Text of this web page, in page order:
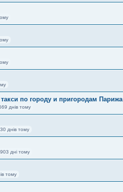
по городу и пригородам Парижа
днів тому
днів тому
дні тому
тому